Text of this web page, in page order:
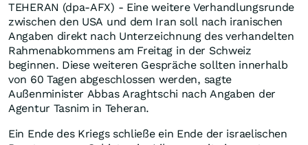
TEHERAN (dpa-AFX) - Eine weitere Verhandlungsrunde
zwischen den USA und dem Iran soll nach iranischen
Angaben direkt nach Unterzeichnung des verhandelten
Rahmenabkommens am Freitag in der Schweiz
beginnen. Diese weiteren Gespräche sollten innerhalb
von 60 Tagen abgeschlossen werden, sagte
Außenminister Abbas Araghtschi nach Angaben der
Agentur Tasnim in Teheran.
Ein Ende des Kriegs schließe ein Ende der israelischen